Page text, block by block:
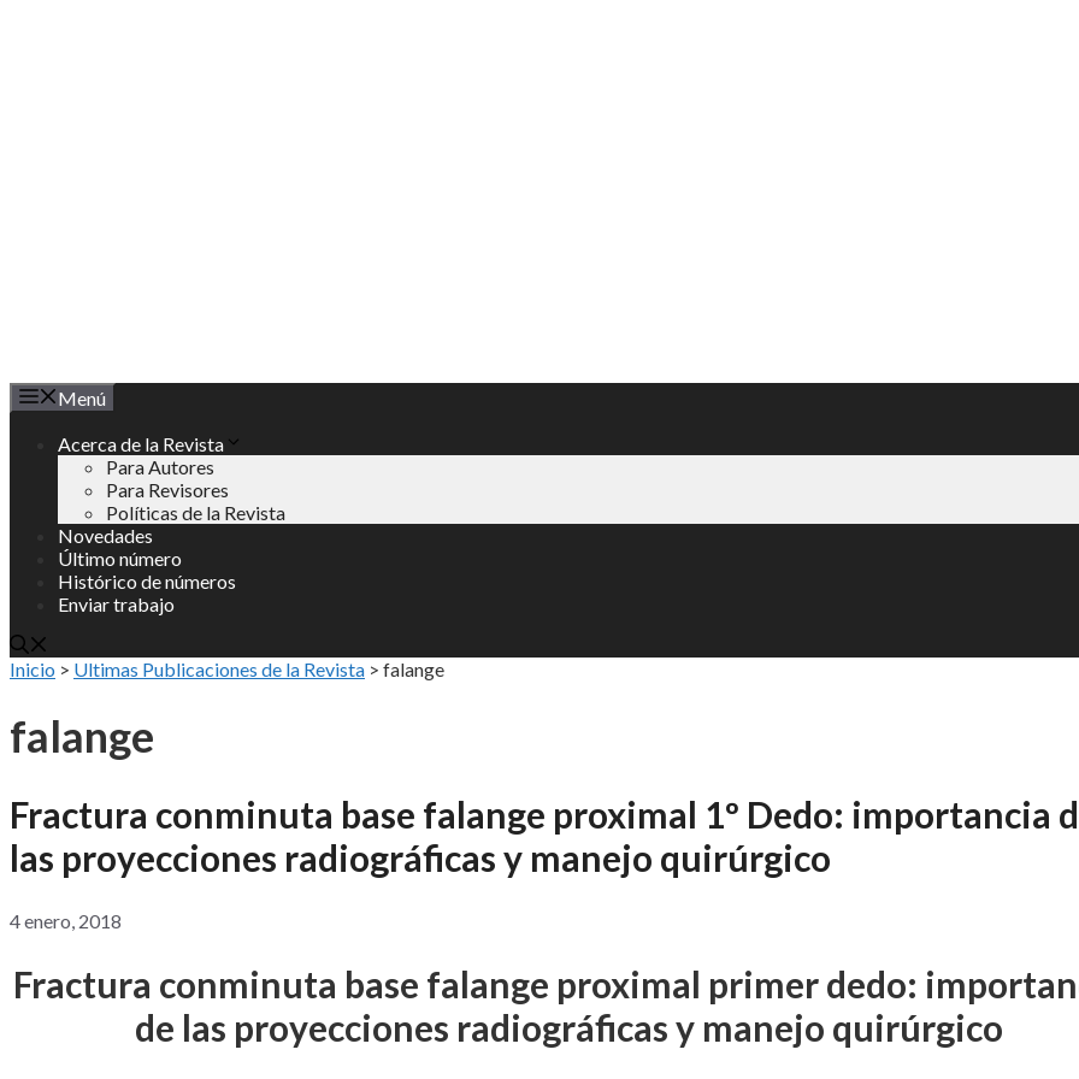
Menú
Acerca de la Revista
Para Autores
Para Revisores
Políticas de la Revista
Novedades
Último número
Histórico de números
Enviar trabajo
Inicio > Ultimas Publicaciones de la Revista > falange
falange
Fractura conminuta base falange proximal 1º Dedo: importancia
las proyecciones radiográficas y manejo quirúrgico
4 enero, 2018
Fractura conminuta base falange proximal primer dedo:
de las proyecciones radiográficas y manejo quirúrgico